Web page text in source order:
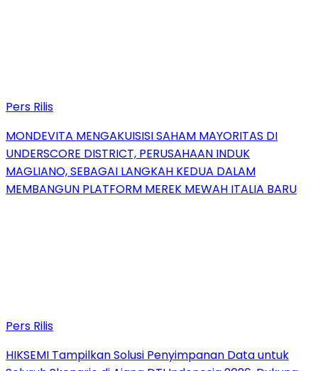
Pers Rilis
MONDEVITA MENGAKUISISI SAHAM MAYORITAS DI
UNDERSCORE DISTRICT, PERUSAHAAN INDUK
MAGLIANO, SEBAGAI LANGKAH KEDUA DALAM
MEMBANGUN PLATFORM MEREK MEWAH ITALIA BARU
Pers Rilis
HIKSEMI Tampilkan Solusi Penyimpanan Data untuk